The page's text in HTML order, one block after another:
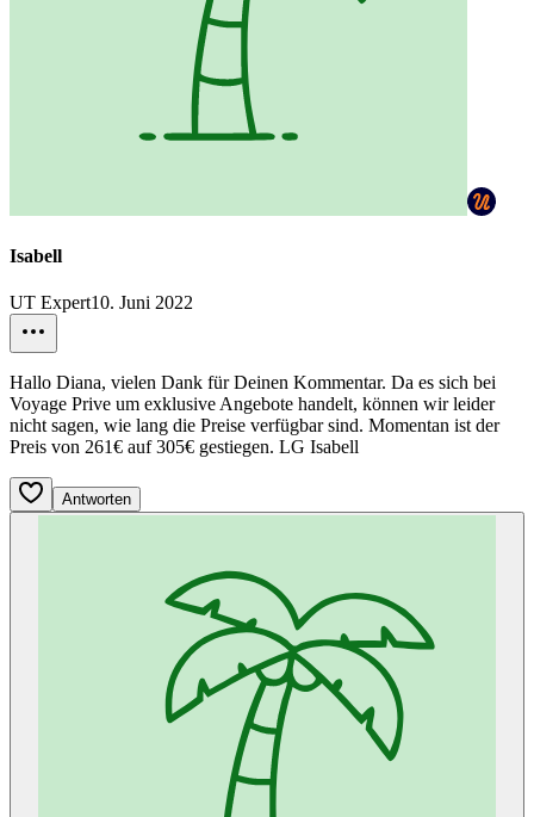
Isabell
UT Expert10. Juni 2022
Hallo Diana, vielen Dank für Deinen Kommentar. Da es sich bei
Voyage Prive um exklusive Angebote handelt, können wir leider
nicht sagen, wie lang die Preise verfügbar sind. Momentan ist der
Preis von 261€ auf 305€ gestiegen. LG Isabell
Antworten